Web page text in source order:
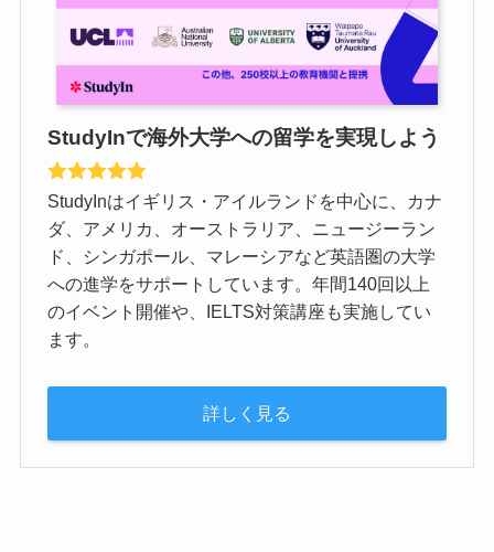
StudyInで海外大学への留学を実現しよう
StudyInはイギリス・アイルランドを中心に、カナ
ダ、アメリカ、オーストラリア、ニュージーラン
ド、シンガポール、マレーシアなど英語圏の大学
への進学をサポートしています。年間140回以上
のイベント開催や、IELTS対策講座も実施してい
ます。
詳しく見る